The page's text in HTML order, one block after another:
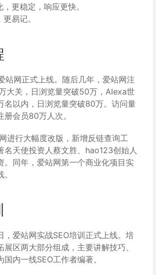
更稳定，响应更快。
易记。
站网正式上线。随后几年，爱站网注
大关，日浏览量突破50万，Alexa世
名以内，日浏览量突破80万。访问量
册会员80万人次。
进行大幅度改版，新增反链查询工
名天使投资人蔡文胜、hao123创始人
。同年，爱站网第一个商业化项目实
，爱站网实战SEO培训正式上线。培
展区两大部分组成，主要讲解技巧、
内一线SEO工作者编著。